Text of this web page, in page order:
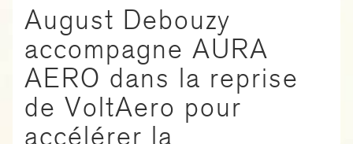
August Debouzy
accompagne AURA
AERO dans la reprise
de VoltAero pour
accélérer la